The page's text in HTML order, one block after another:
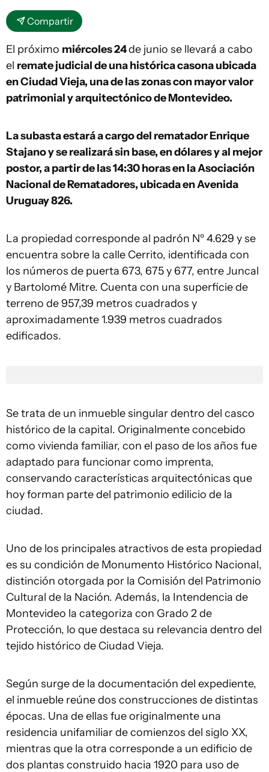
Compartir
El próximo miércoles 24de junio se llevará a cabo
el remate judicial de una histórica casona ubicada
en Ciudad Vieja, una de las zonas con mayor valor
patrimonial y arquitectónico de Montevideo.
La subasta estará a cargo del rematador Enrique
Stajano y se realizará sin base, en dólares y al mejor
postor, a partir de las 14:30 horas en la Asociación
Nacional de Rematadores, ubicada en Avenida
Uruguay 826.
La propiedad corresponde al padrón Nº 4.629 y se
encuentra sobre la calle Cerrito, identificada con
los números de puerta 673, 675 y 677, entre Juncal
y Bartolomé Mitre. Cuenta con una superficie de
terreno de 957,39 metros cuadrados y
aproximadamente 1.939 metros cuadrados
edificados.
Se trata de un inmueble singular dentro del casco
histórico de la capital. Originalmente concebido
como vivienda familiar, con el paso de los años fue
adaptado para funcionar como imprenta,
conservando características arquitectónicas que
hoy forman parte del patrimonio edilicio de la
ciudad.
Uno de los principales atractivos de esta propiedad
es su condición de Monumento Histórico Nacional,
distinción otorgada por la Comisión del Patrimonio
Cultural de la Nación. Además, la Intendencia de
Montevideo la categoriza con Grado 2 de
Protección, lo que destaca su relevancia dentro del
tejido histórico de Ciudad Vieja.
Según surge de la documentación del expediente,
el inmueble reúne dos construcciones de distintas
épocas. Una de ellas fue originalmente una
residencia unifamiliar de comienzos del siglo XX,
mientras que la otra corresponde a un edificio de
dos plantas construido hacia 1920 para uso de